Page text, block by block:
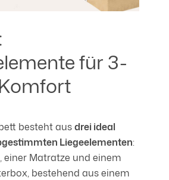
für 3-
besteht ausdrei ideal
Liegeelementen:
einer Matratze und einem
bestehend aus einem